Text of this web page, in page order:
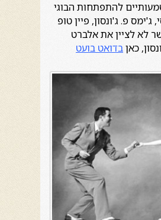
להתפתחות הבוגי
ג'ימס פ. ג'ונסון, פיין טופ
לא לציין את אלברט
כאןבדואט בועט